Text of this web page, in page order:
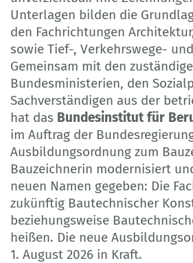
Unterlagen bilden die
den Fachrichtungen
sowie Tief-, Verkehrswege-
Gemeinsam mit den
Bundesministerien, den
Sachverständigen aus der
hat das Bundesinstitut für
im Auftrag der
Ausbildungsordnung zum
Bauzeichnerin modernisiert
neuen Namen gegeben: Die
zukünftig Bautechnischer
beziehungsweise
heißen. Die neue
1. August 2026 in Kraft.